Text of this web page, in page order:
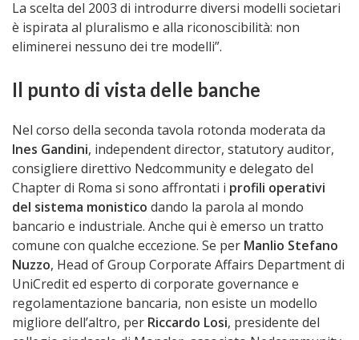
La scelta del 2003 di introdurre diversi modelli societari
è ispirata al pluralismo e alla riconoscibilità: non
eliminerei nessuno dei tre modelli”.
Il punto di vista delle banche
Nel corso della seconda tavola rotonda moderata da
Ines Gandini, independent director, statutory auditor,
consigliere direttivo Nedcommunity e delegato del
Chapter di Roma si sono affrontati i profili operativi
del sistema monistico dando la parola al mondo
bancario e industriale. Anche qui è emerso un tratto
comune con qualche eccezione. Se per Manlio Stefano
Nuzzo, Head of Group Corporate Affairs Department di
UniCredit ed esperto di corporate governance e
regolamentazione bancaria, non esiste un modello
migliore dell’altro, per Riccardo Losi, presidente del